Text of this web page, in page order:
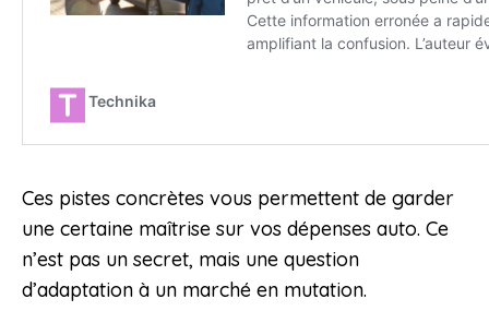
Ces pistes concrètes vous permettent de garder
une certaine maîtrise sur vos dépenses auto. Ce
n’est pas un secret, mais une question
d’adaptation à un marché en mutation.